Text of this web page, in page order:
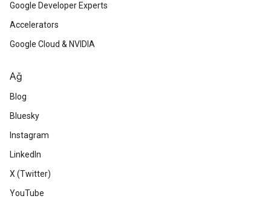
Google Developer Experts
Accelerators
Google Cloud & NVIDIA
Ağ
Blog
Bluesky
Instagram
LinkedIn
X (Twitter)
YouTube